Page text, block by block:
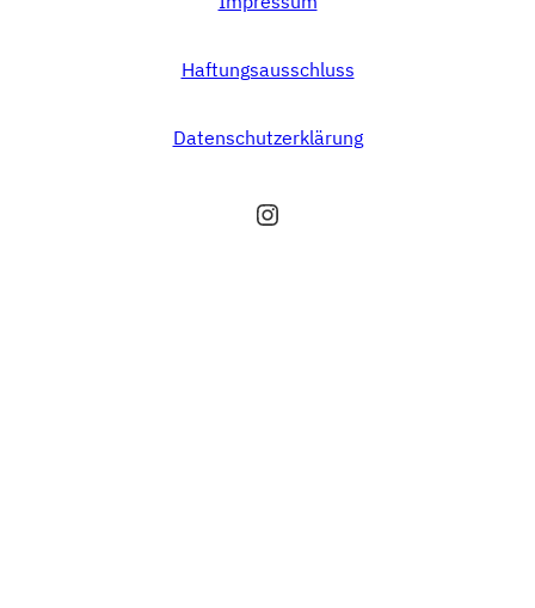
Haftungsausschluss
Datenschutzerklärung
Instagram